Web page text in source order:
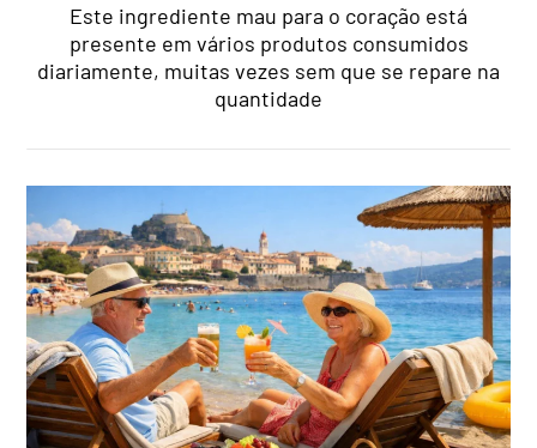
Este ingrediente mau para o coração está
presente em vários produtos consumidos
diariamente, muitas vezes sem que se repare na
quantidade